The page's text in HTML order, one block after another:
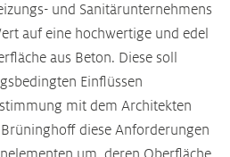
und Sanitärunternehmens
auf eine hochwertige und edel
aus Beton. Diese soll
Einflüssen
mit dem Architekten
diese Anforderungen